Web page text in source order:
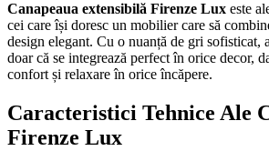
Canapeaua extensibilă Firenze Lux este
cei care își doresc un mobilier care să
design elegant. Cu o nuanță de gri sofisticat,
doar că se integrează perfect în orice decor,
confort și relaxare în orice încăpere.
Caracteristici Tehnice Ale
Firenze Lux